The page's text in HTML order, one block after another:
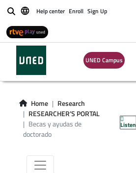
BuscarHelp center Enroll Sign Up
UNED Campus
Home
Research
RESEARCHER’S PORTAL
Becas y ayudas de
doctorado
Listen